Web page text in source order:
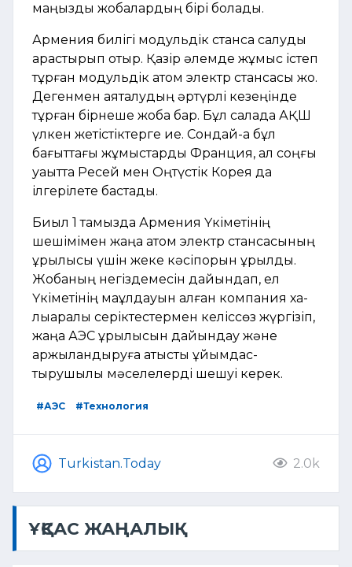
маңызды жобалардың бірі болады.
Армения билігі модульдік станса салуды
қарастырып отыр. Қазір әлемде жұмыс істеп
тұрған модульдік атом электр стансасы жоқ.
Дегенмен аяқталудың әртүрлі кезеңінде
тұрған бірнеше жоба бар. Бұл салада АҚШ
үлкен жетістіктерге ие. Сондай-ақ бұл
бағыттағы жұмыстарды Франция, ал соңғы
уақытта Ресей мен Оң­түстік Корея да
ілгерілете бас­тады.
Биыл 1 тамызда Армения Үкіметінің
шешімімен жаңа атом электр стансасының
құрылысы үшін жеке кәсіпорын құрылды.
Жобаның негіздемесін дайындап, ел
Үкіметінің мақұл­дауын алған компания ха­
лықаралық серіктестермен келіс­сөз жүргізіп,
жаңа АЭС құры­лысын дайындау және
қаржы­ландыруға қатысты ұйымдас­
тырушылық мәселелерді шешуі керек.
#АЭС #Технология
Turkistan.Today 2.0k
ҰҚСАС ЖАҢАЛЫҚ